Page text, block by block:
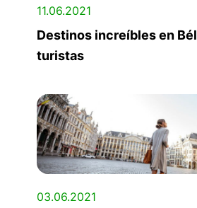
11.06.2021
Destinos increíbles en
turistas
03.06.2021